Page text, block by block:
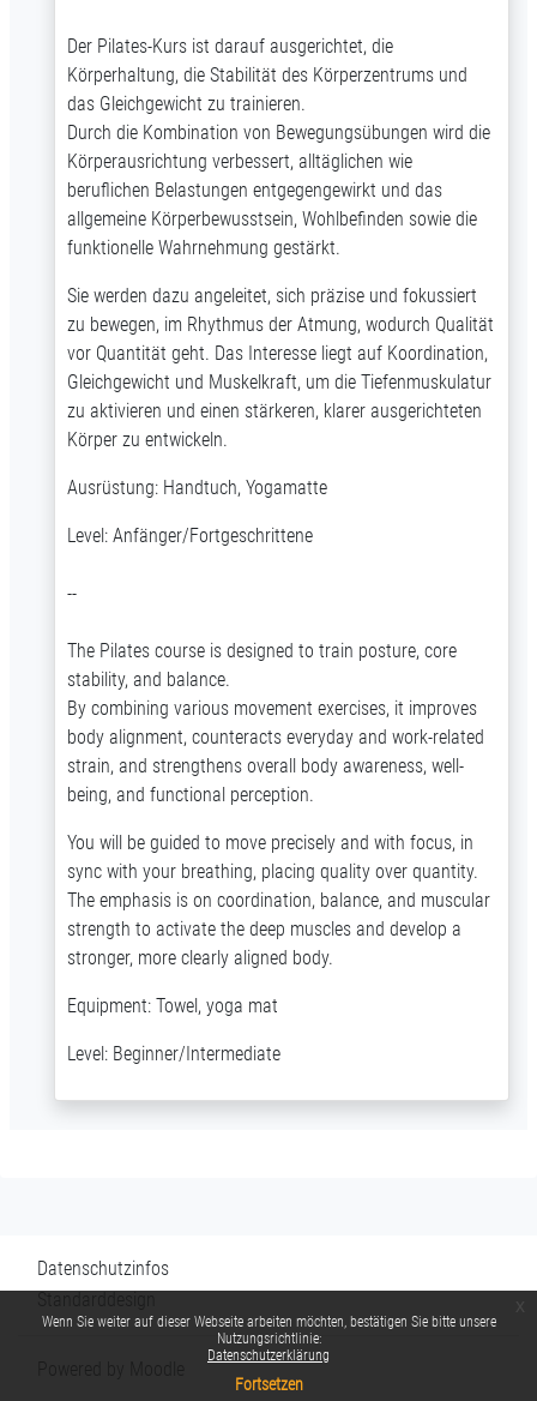
Wenn Sie weiter auf dieser Webseite arbeiten möchten, bestätigen Sie bitte unsere
Nutzungsrichtlinie:
Datenschutzerklärung
Fortsetzen
Der Pilates-Kurs ist darauf ausgerichtet, die
Körperhaltung, die Stabilität des Körperzentrums und
das Gleichgewicht zu trainieren.
Durch die Kombination von Bewegungsübungen wird die
Körperausrichtung verbessert, alltäglichen wie
beruflichen Belastungen entgegengewirkt und das
allgemeine Körperbewusstsein, Wohlbefinden sowie die
funktionelle Wahrnehmung gestärkt.
Sie werden dazu angeleitet, sich präzise und fokussiert
zu bewegen, im Rhythmus der Atmung, wodurch Qualität
vor Quantität geht. Das Interesse liegt auf Koordination,
Gleichgewicht und Muskelkraft, um die Tiefenmuskulatur
zu aktivieren und einen stärkeren, klarer ausgerichteten
Körper zu entwickeln.
Ausrüstung: Handtuch, Yogamatte
Level: Anfänger/Fortgeschrittene
--
The Pilates course is designed to train posture, core
stability, and balance.
By combining various movement exercises, it improves
body alignment, counteracts everyday and work-related
strain, and strengthens overall body awareness, well-
being, and functional perception.
You will be guided to move precisely and with focus, in
sync with your breathing, placing quality over quantity.
The emphasis is on coordination, balance, and muscular
strength to activate the deep muscles and develop a
stronger, more clearly aligned body.
Equipment: Towel, yoga mat
Level: Beginner/Intermediate
Datenschutzinfos